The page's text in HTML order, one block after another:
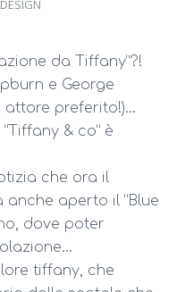
da Tiffany”?!
e George
attore preferito!)…
& co” è
che ora il
aperto il “Blue
dove poter
tiffany, che